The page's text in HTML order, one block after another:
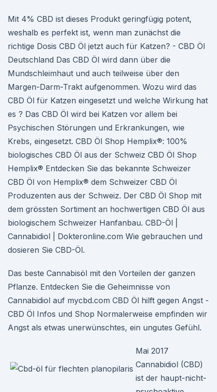
Mit 4% CBD ist dieses Produkt geringfügig potent,
weshalb es perfekt ist, wenn man zunächst die
richtige Dosis CBD Öl jetzt auch für Katzen? - CBD Öl
Deutschland Das CBD Öl wird dann über die
Mundschleimhaut und auch teilweise über den
Margen-Darm-Trakt aufgenommen. Wozu wird das
CBD Öl für Katzen eingesetzt und welche Wirkung hat
es ? Das CBD Öl wird bei Katzen vor allem bei
Psychischen Störungen und Erkrankungen, wie
Krebs, eingesetzt. CBD Öl Shop Hemplix®: 100%
biologisches CBD Öl aus der Schweiz CBD Öl Shop
Hemplix® Entdecken Sie das bekannte Schweizer
CBD Öl von Hemplix® dem Schweizer CBD Öl
Produzenten aus der Schweiz. Der CBD Öl Shop mit
dem grössten Sortiment an hochwertigen CBD Öl aus
biologischem Schweizer Hanfanbau. CBD-Öl |
Cannabidiol | Dokteronline.com Wie gebrauchen und
dosieren Sie CBD-Öl.
Das beste Cannabisöl mit den Vorteilen der ganzen
Pflanze. Entdecken Sie die Geheimnisse von
Cannabidiol auf mycbd.com CBD Öl hilft gegen Angst -
CBD Öl Infos und Shop Normalerweise empfinden wir
Angst als etwas unerwünschtes, ein ungutes Gefühl.
Mai 2017
Cannabidiol (CBD)
ist der haupt-nicht-